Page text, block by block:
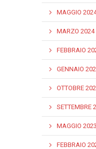
MAGGIO
MARZO 2024
FEBBRAIO
GENNAIO
OTTOBRE
SETTEMBRE
MAGGIO 2023
FEBBRAIO